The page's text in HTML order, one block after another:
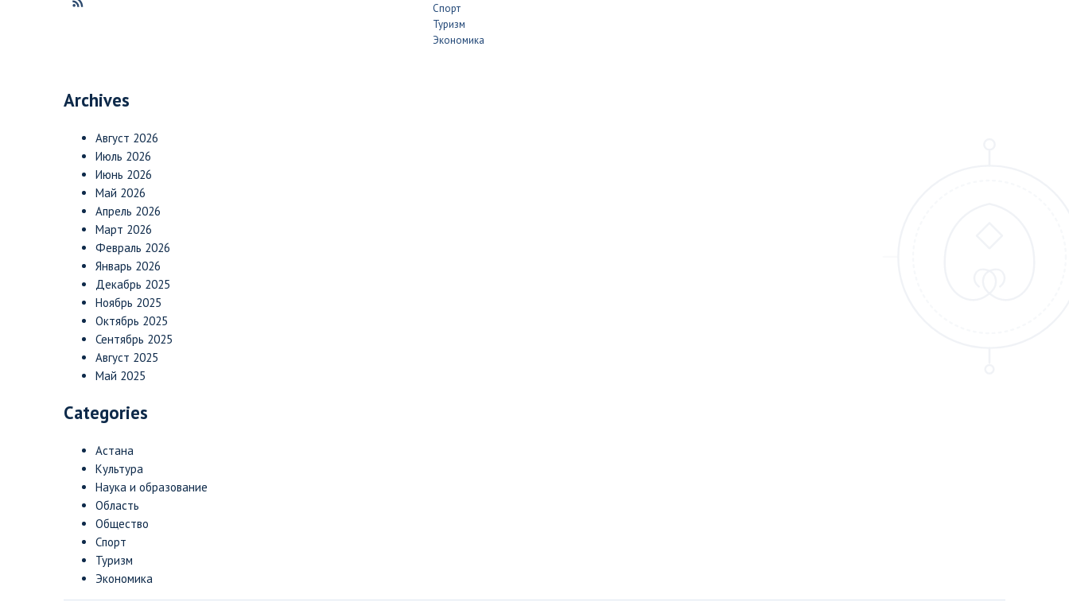
Спорт
Туризм
Экономика
Archives
Август 2026
Июль 2026
Июнь 2026
Май 2026
Апрель 2026
Март 2026
Февраль 2026
Январь 2026
Декабрь 2025
Ноябрь 2025
Октябрь 2025
Сентябрь 2025
Август 2025
Май 2025
Categories
Астана
Культура
Наука и образование
Область
Общество
Спорт
Туризм
Экономика